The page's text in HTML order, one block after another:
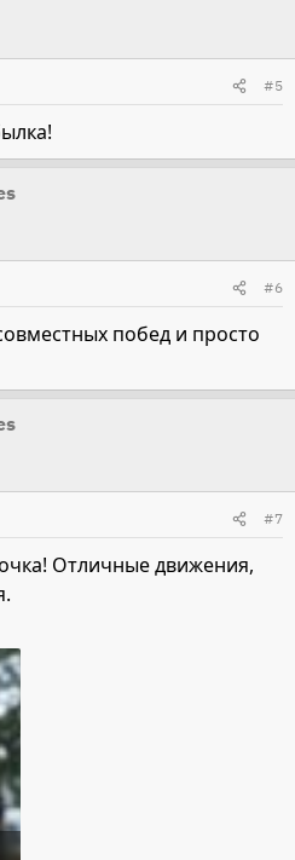
#5
#6
побед и просто
#7
Отличные движения,